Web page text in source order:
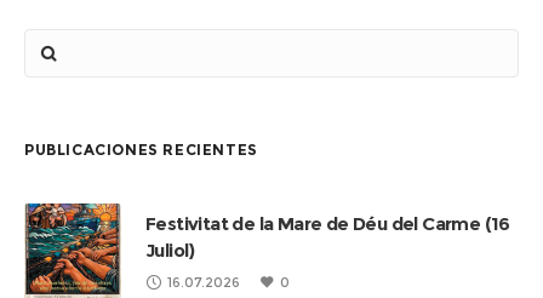
PUBLICACIONES RECIENTES
Festivitat de la Mare de Déu del Carme (16
Juliol)
16.07.2026 0